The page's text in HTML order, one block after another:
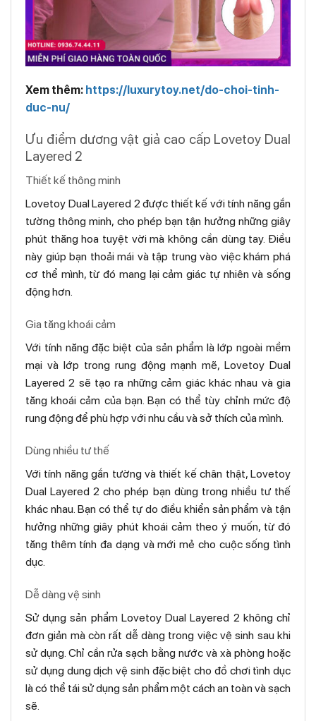
Xem thêm: https://luxurytoy.net/do-choi-tinh-
duc-nu/
Ưu điểm dương vật giả cao cấp Lovetoy Dual
Layered 2
Thiết kế thông minh
Lovetoy Dual Layered 2 được thiết kế với tính năng gắn
tường thông minh, cho phép bạn tận hưởng những giây
phút thăng hoa tuyệt vời mà không cần dùng tay. Điều
này giúp bạn thoải mái và tập trung vào việc khám phá
cơ thể mình, từ đó mang lại cảm giác tự nhiên và sống
động hơn.
Gia tăng khoái cảm
Với tính năng đặc biệt của sản phẩm là lớp ngoài mềm
mại và lớp trong rung động mạnh mẽ, Lovetoy Dual
Layered 2 sẽ tạo ra những cảm giác khác nhau và gia
tăng khoái cảm của bạn. Bạn có thể tùy chỉnh mức độ
rung động để phù hợp với nhu cầu và sở thích của mình.
Dùng nhiều tư thế
Với tính năng gắn tường và thiết kế chân thật, Lovetoy
Dual Layered 2 cho phép bạn dùng trong nhiều tư thế
khác nhau. Bạn có thể tự do điều khiển sản phẩm và tận
hưởng những giây phút khoái cảm theo ý muốn, từ đó
tăng thêm tính đa dạng và mới mẻ cho cuộc sống tình
dục.
Dễ dàng vệ sinh
Sử dụng sản phẩm Lovetoy Dual Layered 2 không chỉ
đơn giản mà còn rất dễ dàng trong việc vệ sinh sau khi
sử dụng. Chỉ cần rửa sạch bằng nước và xà phòng hoặc
sử dụng dung dịch vệ sinh đặc biệt cho đồ chơi tình dục
là có thể tái sử dụng sản phẩm một cách an toàn và sạch
sẽ.